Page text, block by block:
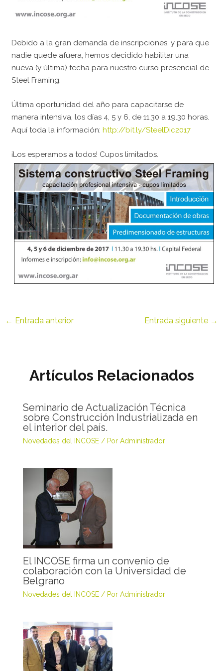
Debido a la gran demanda de inscripciones, y para que
nadie quede afuera, hemos decidido habilitar una
nueva (y última) fecha para nuestro curso presencial de
Steel Framing.
Última oportunidad del año para capacitarse de
manera intensiva, los días 4, 5 y 6, de 11.30 a 19.30 horas.
Aquí toda la información:http://bit.ly/SteelDic2017
¡Los esperamos a todos! Cupos limitados.
← Entrada anterior Entrada siguiente →
Artículos Relacionados
Seminario de Actualización Técnica
sobre Construcción Industrializada en
el interior del país.
Novedades del INCOSE/ Por Administrador
El INCOSE firma un convenio de
colaboración con la Universidad de
Belgrano
Novedades del INCOSE/ Por Administrador